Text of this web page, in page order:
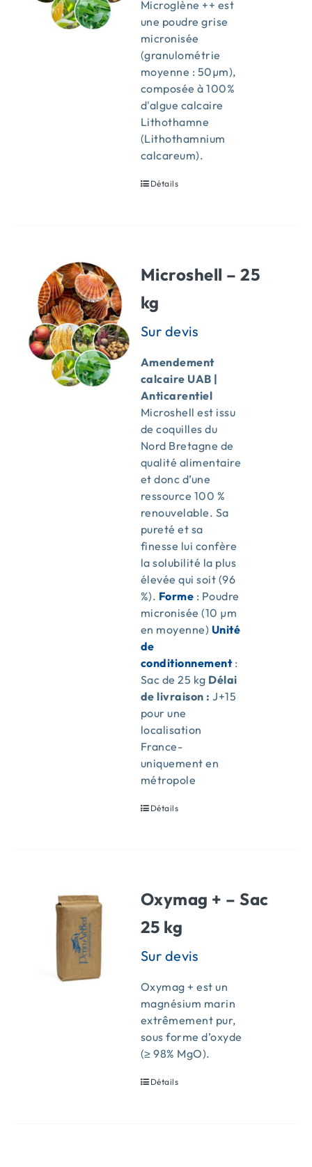
Microglène ++ est
une poudre grise
micronisée
(granulométrie
moyenne : 50µm),
composée à 100%
d'algue calcaire
Lithothamne
(Lithothamnium
calcareum).
Détails
Microshell – 25
kg
Amendement
calcaire UAB |
Anticarentiel
Microshell est issu
de coquilles du
Nord Bretagne de
qualité alimentaire
et donc d’une
ressource 100 %
renouvelable. Sa
pureté et sa
finesse lui confère
la solubilité la plus
élevée qui soit (96
%). Forme : Poudre
micronisée (10 µm
en moyenne) Unité
de
conditionnement:
Sac de 25 kg Délai
de livraison : J+15
pour une
localisation
France-
uniquement en
métropole
Détails
Oxymag + – Sac
25 kg
Oxymag + est un
magnésium marin
extrêmement pur,
sous forme d’oxyde
(≥ 98% MgO).
Détails